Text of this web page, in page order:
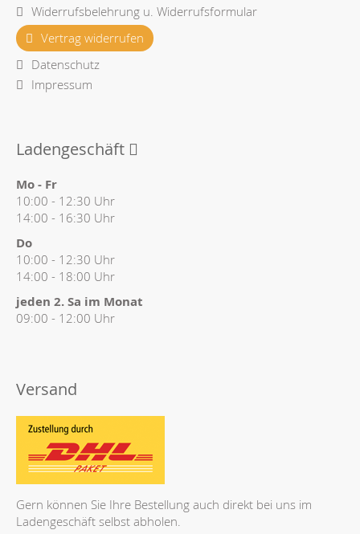
Widerrufsbelehrung u. Widerrufsformular
Vertrag widerrufen
Datenschutz
Impressum
Ladengeschäft
Mo - Fr
10:00 - 12:30 Uhr
14:00 - 16:30 Uhr
Do
10:00 - 12:30 Uhr
14:00 - 18:00 Uhr
jeden 2. Sa im Monat
09:00 - 12:00 Uhr
Versand
Gern können Sie Ihre Bestellung auch direkt bei uns im
Ladengeschäft selbst abholen.